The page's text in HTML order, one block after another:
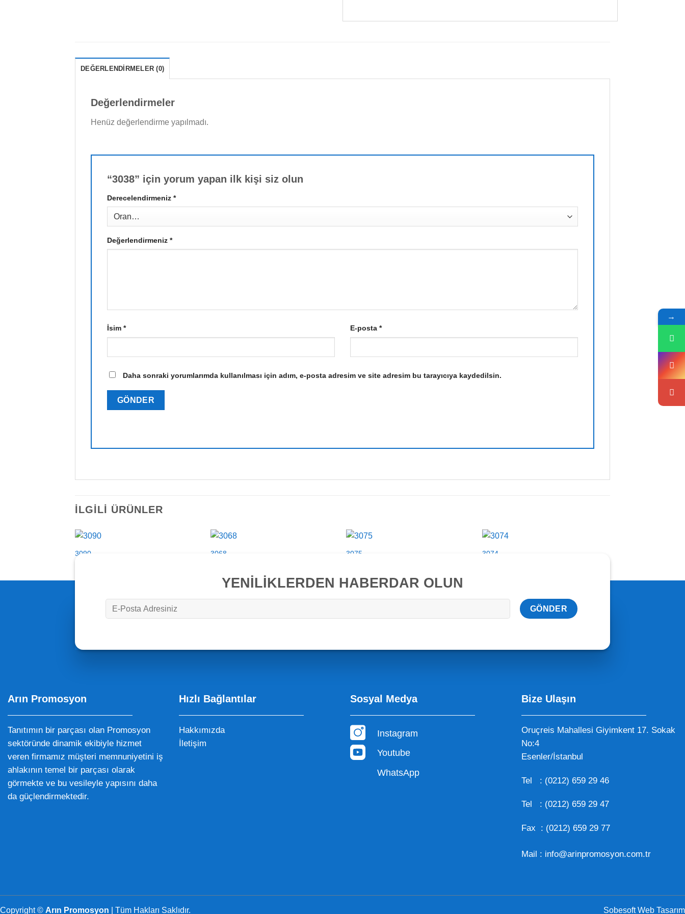
DEĞERLENDIRMELER (0)
Değerlendirmeler
Henüz değerlendirme yapılmadı.
“3038” için yorum yapan ilk kişi siz olun
Derecelendirmeniz *
Değerlendirmeniz *
İsim * E-posta *
Daha sonraki yorumlarımda kullanılması için adım, e-posta adresim ve site adresim bu tarayıcıya kaydedilsin.
İLGILI ÜRÜNLER
3090 3068 3075 3074
YENİLİKLERDEN HABERDAR OLUN
Arın Promosyon
Tanıtımın bir parçası olan Promosyon
sektöründe dinamik ekibiyle hizmet
veren firmamız müşteri memnuniyetini iş
ahlakının temel bir parçası olarak
görmekte ve bu vesileyle yapısını daha
da güçlendirmektedir.
Hızlı Bağlantılar
Hakkımızda
İletişim
Sosyal Medya
Instagram
Youtube
WhatsApp
Bize Ulaşın
Oruçreis Mahallesi Giyimkent 17. Sokak
No:4
Esenler/İstanbul
Tel : (0212) 659 29 46
Tel : (0212) 659 29 47
Fax : (0212) 659 29 77
Mail : info@arinpromosyon.com.tr
Copyright © Arın Promosyon | Tüm Hakları Saklıdır. Sobesoft Web Tasarım
→